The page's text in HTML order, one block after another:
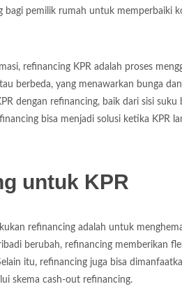
pemilik rumah untuk memperbaiki
refinancing KPR adalah proses
berbeda, yang menawarkan bunga
dengan refinancing, baik dari sisi
bisa menjadi solusi ketika KPR
untuk KPR
refinancing adalah untuk
berubah, refinancing memberikan
itu, refinancing juga bisa
skema cash-out refinancing.